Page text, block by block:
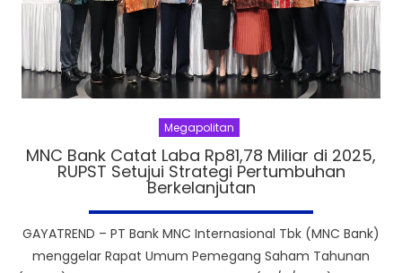
Megapolitan
MNC Bank Catat Laba Rp81,78 Miliar di 2025,
RUPST Setujui Strategi Pertumbuhan
Berkelanjutan
GAYATREND – PT Bank MNC Internasional Tbk (MNC Bank)
menggelar Rapat Umum Pemegang Saham Tahunan